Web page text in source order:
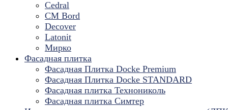
Cedral
CM Bord
Decover
Latonit
Мирко
Фасадная плитка
Фасадная Плитка Docke Premium
Фасадная Плитка Docke STANDARD
Фасадная плитка Технониколь
Фасадная плитка Симтер